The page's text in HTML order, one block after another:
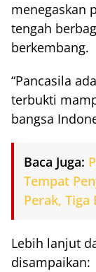
menegaskan
tengah
berkembang.
“Pancasila
terbukti
bangsa
Baca Juga:
Tempat
Perak, Tiga
Lebih lanjut
disampaikan: